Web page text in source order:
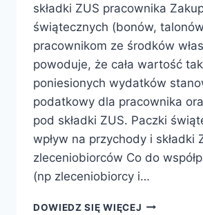
składki ZUS pracownika
świątecznych (bonów,
pracownikom ze środków
powoduje, że cała wartość tak
poniesionych wydatków
podatkowy dla pracownika
pod składki ZUS. Paczki
wpływ na przychody i składki
zleceniobiorców Co do
(np zleceniobiorcy i…
DOWIEDZ SIĘ WIĘCEJ PREZENTY